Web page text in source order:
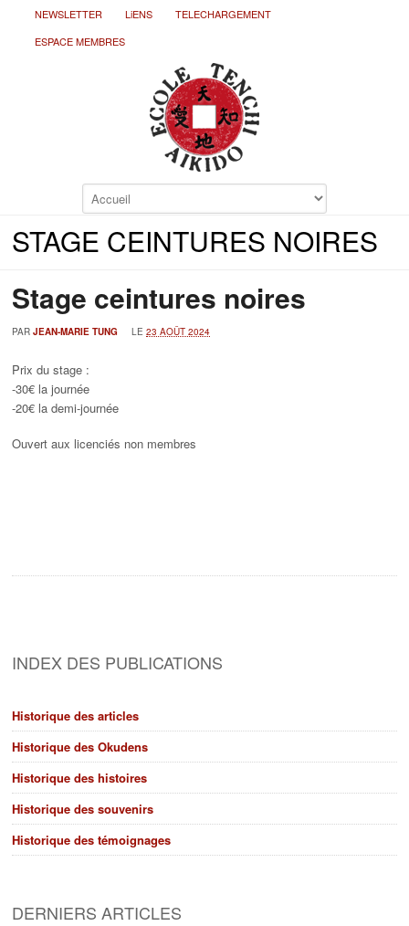
NEWSLETTER LiENS
TELECHARGEMENT
ESPACE MEMBRES
STAGE CEINTURES NOIRES
Stage ceintures noires
PARJEAN-MARIE TUNG LE23 AOÛT 2024
Prix du stage :
-30€ la journée
-20€ la demi-journée
Ouvert aux licenciés non membres
INDEX DES PUBLICATIONS
Historique des articles
Historique des Okudens
Historique des histoires
Historique des souvenirs
Historique des témoignages
DERNIERS ARTICLES